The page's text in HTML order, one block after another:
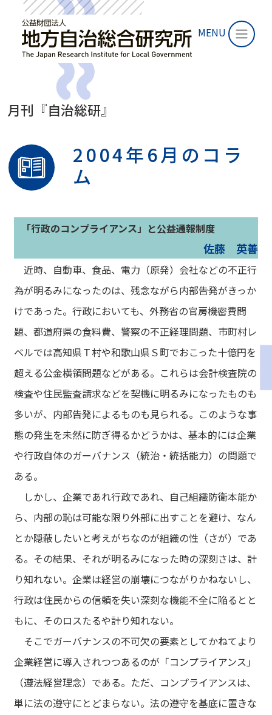
MENU
月刊『自治総研』
2004年6月のコラ
ム
「行政のコンプライアンス」と公益通報制度
佐藤 英善
近時、自動車、食品、電力（原発）会社などの不正行
為が明るみになったのは、残念ながら内部告発がきっか
けであった。行政においても、外務省の官房機密費問
題、都道府県の食料費、警察の不正経理問題、市町村レ
ベルでは高知県Ｔ村や和歌山県Ｓ町でおこった十億円を
超える公金横領問題などがある。これらは会計検査院の
検査や住民監査請求などを契機に明るみになったものも
多いが、内部告発によるものも見られる。このような事
態の発生を未然に防ぎ得るかどうかは、基本的には企業
や行政自体のガーバナンス（統治・統括能力）の問題で
ある。
しかし、企業であれ行政であれ、自己組織防衛本能か
ら、内部の恥は可能な限り外部に出すことを避け、なん
とか隠蔽したいと考えがちなのが組織の性（さが）であ
る。その結果、それが明るみになった時の深刻さは、計
り知れない。企業は経営の崩壊につながりかねないし、
行政は住民からの信頼を失い深刻な機能不全に陥るとと
もに、そのロスたるや計り知れない。
そこでガーバナンスの不可欠の要素としてかねてより
企業経営に導入されつつあるのが「コンプライアンス」
（遵法経営理念）である。ただ、コンプライアンスは、
単に法の遵守にとどまらない。法の遵守を基底に置きな